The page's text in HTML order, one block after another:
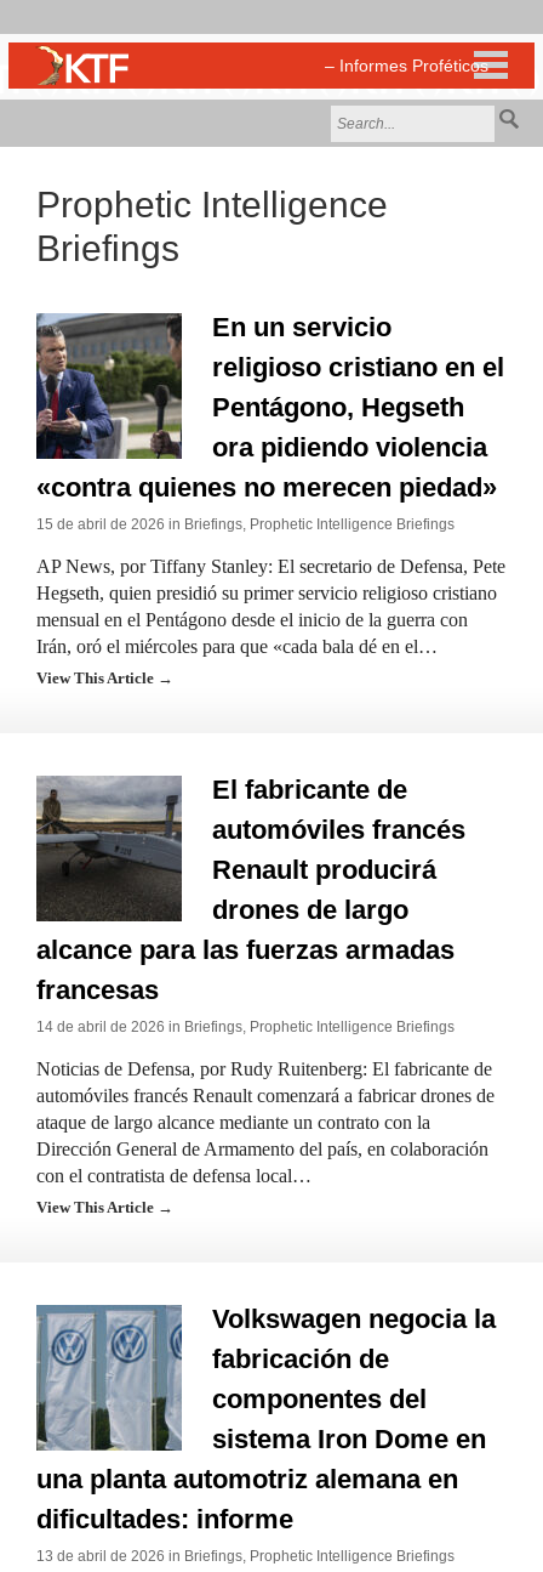
Prophetic Intelligence
Briefings
En un servicio
religioso cristiano en el
Pentágono, Hegseth
ora pidiendo violencia
«contra quienes no merecen piedad»
15 de abril de 2026 in Briefings, Prophetic Intelligence Briefings
AP News, por Tiffany Stanley: El secretario de Defensa, Pete
Hegseth, quien presidió su primer servicio religioso cristiano
mensual en el Pentágono desde el inicio de la guerra con
Irán, oró el miércoles para que «cada bala dé en el…
View This Article →
El fabricante de
automóviles francés
Renault producirá
drones de largo
alcance para las fuerzas armadas
francesas
14 de abril de 2026 in Briefings, Prophetic Intelligence Briefings
Noticias de Defensa, por Rudy Ruitenberg: El fabricante de
automóviles francés Renault comenzará a fabricar drones de
ataque de largo alcance mediante un contrato con la
Dirección General de Armamento del país, en colaboración
con el contratista de defensa local…
View This Article →
Volkswagen negocia la
fabricación de
componentes del
sistema Iron Dome en
una planta automotriz alemana en
dificultades: informe
13 de abril de 2026 in Briefings, Prophetic Intelligence Briefings